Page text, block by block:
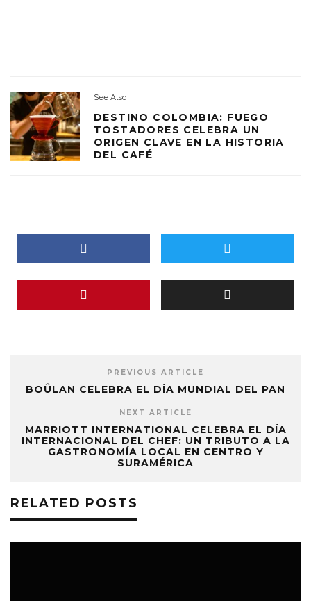
See Also
DESTINO COLOMBIA: FUEGO
TOSTADORES CELEBRA UN
ORIGEN CLAVE EN LA HISTORIA
DEL CAFÉ
PREVIOUS ARTICLE
BOÛLAN CELEBRA EL DÍA MUNDIAL DEL PAN
NEXT ARTICLE
MARRIOTT INTERNATIONAL CELEBRA EL DÍA
INTERNACIONAL DEL CHEF: UN TRIBUTO A LA
GASTRONOMÍA LOCAL EN CENTRO Y
SURAMÉRICA
RELATED POSTS